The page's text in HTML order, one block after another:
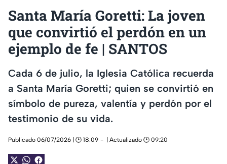
Santa María Goretti: La joven
que convirtió el perdón en un
ejemplo de fe | SANTOS
Cada 6 de julio, la Iglesia Católica recuerda
a Santa María Goretti; quien se convirtió en
símbolo de pureza, valentía y perdón por el
testimonio de su vida.
Publicado 06/07/2026 | 🕑 18:09 | Actualizado 🕑 09:20